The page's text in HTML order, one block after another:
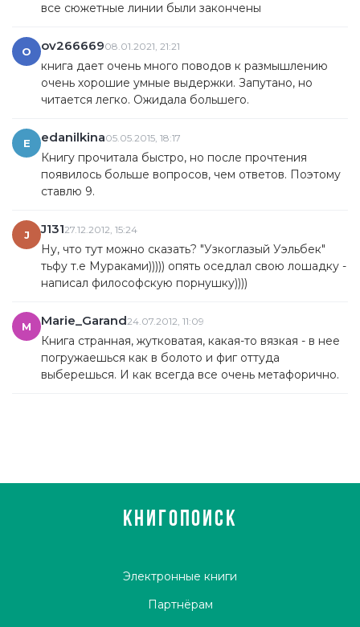
все сюжетные линии были закончены
O ov26666908.01.2021, 21:21
книга дает очень много поводов к размышлению
очень хорошие умные выдержки. Запутано, но
читается легко. Ожидала большего.
E edanilkina05.05.2015, 18:17
Книгу прочитала быстро, но после прочтения
появилось больше вопросов, чем ответов. Поэтому
ставлю 9.
J J13127.12.2012, 15:24
Ну, что тут можно сказать? "Узкоглазый Уэльбек"
тьфу т.е Мураками))))) опять оседлал свою лошадку -
написал философскую порнушку))))
M Marie_Garand24.07.2012, 11:09
Книга странная, жутковатая, какая-то вязкая - в нее
погружаешься как в болото и фиг оттуда
выберешься. И как всегда все очень метафорично.
КНИГОПОИСК
Электронные книги
Партнёрам